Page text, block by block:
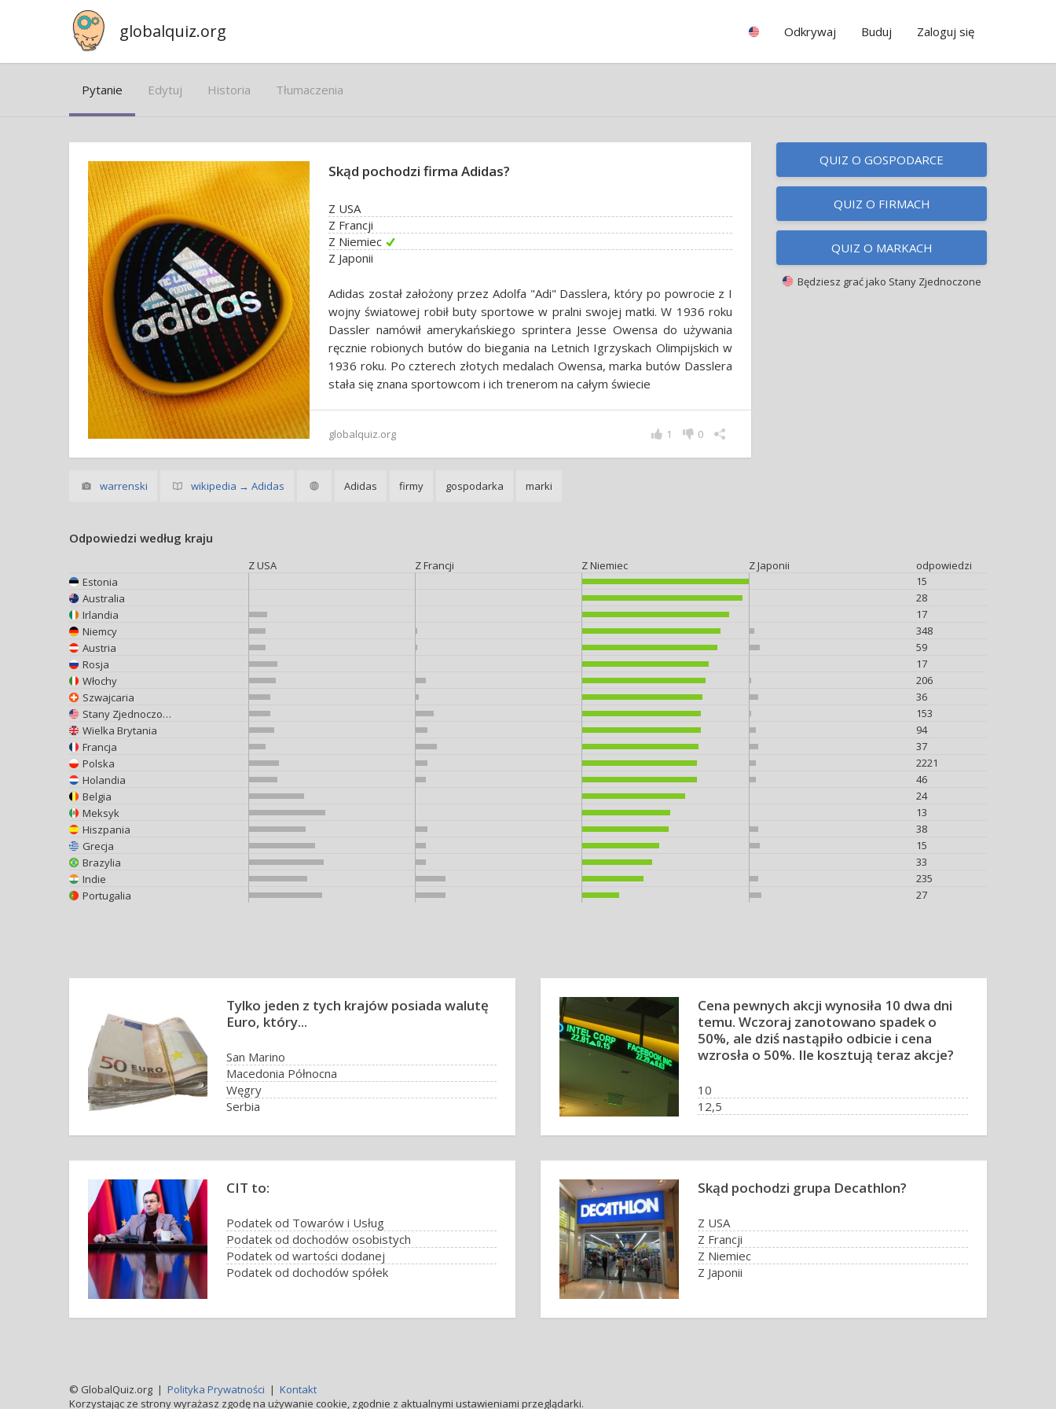
globalquiz.org Odkrywaj Buduj Zaloguj się
Pytanie Edytuj Historia Tłumaczenia
Skąd pochodzi firma Adidas?
Z USA
Z Francji
Z Niemiec
Z Japonii
Adidas został założony przez Adolfa "Adi" Dasslera, który po powrocie z I
wojny światowej robił buty sportowe w pralni swojej matki. W 1936 roku
Dassler namówił amerykańskiego sprintera Jesse Owensa do używania
ręcznie robionych butów do biegania na Letnich Igrzyskach Olimpijskich w
1936 roku. Po czterech złotych medalach Owensa, marka butów Dasslera
stała się znana sportowcom i ich trenerom na całym świecie
globalquiz.org 0
1
warrenski wikipedia → Adidas Adidas firmy gospodarka marki
QUIZ O GOSPODARCE
QUIZ O FIRMACH
QUIZ O MARKACH
Będziesz grać jako Stany Zjednoczone
Odpowiedzi według kraju
Z USA Z Francji Z Niemiec Z Japonii
odpowiedzi
Estonia
15
Australia
28
Irlandia
17
Niemcy
348
Austria
59
Rosja
17
Włochy
206
Szwajcaria
36
Stany Zjednoczone
153
Wielka Brytania
94
Francja
37
Polska
2221
Holandia
46
Belgia
24
Meksyk
13
Hiszpania
38
Grecja
15
Brazylia
33
Indie
235
Portugalia
27
Tylko jeden z tych krajów posiada walutę
Euro, który...
San Marino
Macedonia Północna
Węgry
Serbia
Cena pewnych akcji wynosiła 10 dwa dni
temu. Wczoraj zanotowano spadek o
50%, ale dziś nastąpiło odbicie i cena
wzrosła o 50%. Ile kosztują teraz akcje?
10
12,5
20
CIT to:
Podatek od Towarów i Usług
Podatek od dochodów osobistych
Podatek od wartości dodanej
Podatek od dochodów spółek
Skąd pochodzi grupa Decathlon?
Z USA
Z Francji
Z Niemiec
Z Japonii
© GlobalQuiz.org | Polityka Prywatności | Kontakt
Korzystając ze strony wyrażasz zgodę na używanie cookie, zgodnie z aktualnymi ustawieniami przeglądarki.